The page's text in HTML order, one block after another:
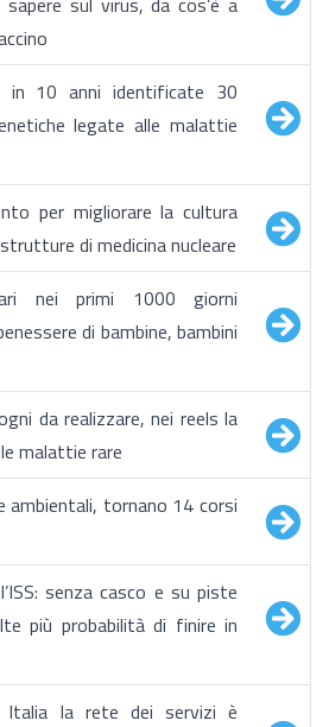
in 10 anni identificate 30
legate alle malattie
per migliorare la cultura
di medicina nucleare
nei primi 1000 giorni
di bambine, bambini
da realizzare, nei reels la
malattie rare
ambientali, tornano 14 corsi
senza casco e su piste
più probabilità di finire in
Italia la rete dei servizi è